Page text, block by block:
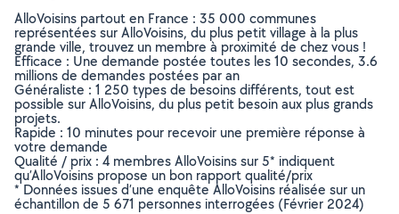
AlloVoisins partout en France : 35 000 communes
représentées sur AlloVoisins, du plus petit village à la plus
grande ville, trouvez un membre à proximité de chez vous !
Efficace : Une demande postée toutes les 10 secondes, 3.6
millions de demandes postées par an
Généraliste : 1 250 types de besoins différents, tout est
possible sur AlloVoisins, du plus petit besoin aux plus grands
projets.
Rapide : 10 minutes pour recevoir une première réponse à
votre demande
Qualité / prix : 4 membres AlloVoisins sur 5* indiquent
qu’AlloVoisins propose un bon rapport qualité/prix
* Données issues d’une enquête AlloVoisins réalisée sur un
échantillon de 5 671 personnes interrogées (Février 2024)